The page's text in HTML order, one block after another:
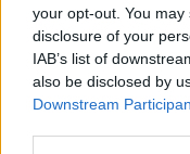
your opt-out. You
disclosure of your
IAB’s list of
also be disclosed by
Downstream